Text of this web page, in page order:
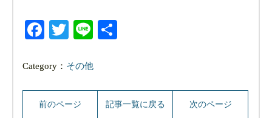
Facebook
Twitter
Line
Category： その他
前のページ 記事一覧に戻る 次のページ